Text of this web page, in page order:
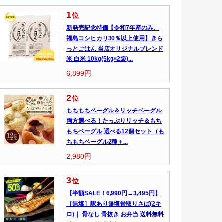
1位
新発売記念特価【令和7年産のみ、
福島コシヒカリ30％以上使用】きら
っとごはん 当店オリジナルブレンド
米 白米 10kg(5kg×2袋)...
6,899円
2位
もちもちベーグル＆リッチベーグル
両方選べる！たっぷりリッチ＆もち
もちベーグル 選べる12個セット（も
ちもちベーグル2種＋...
2,980円
3位
【半額SALE！6,990円→3,495円】
［無塩］訳あり無塩骨取りさば(2キ
ロ)｜ 骨なし 骨抜き お弁当 送料無料